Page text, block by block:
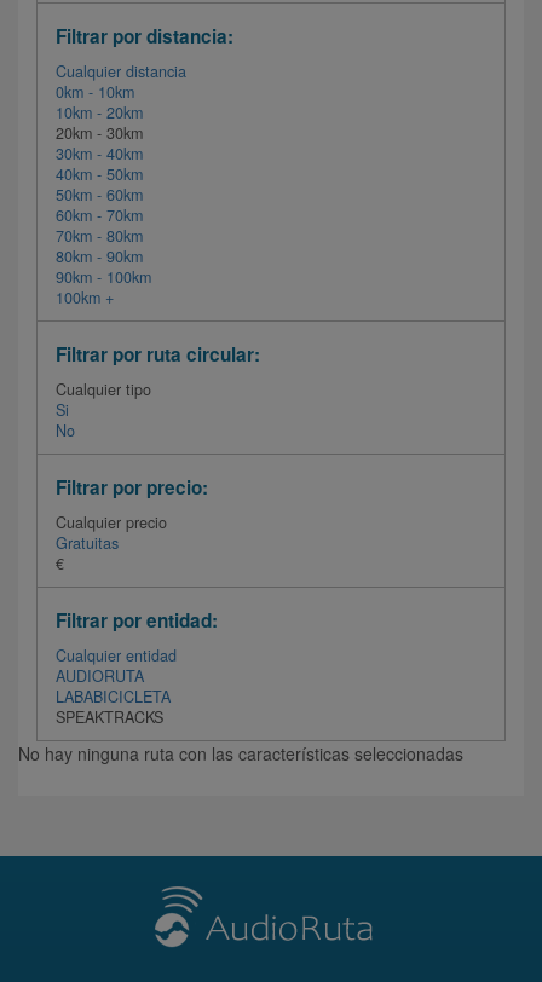
Filtrar por distancia:
Cualquier distancia
0km - 10km
10km - 20km
20km - 30km
30km - 40km
40km - 50km
50km - 60km
60km - 70km
70km - 80km
80km - 90km
90km - 100km
100km +
Filtrar por ruta circular:
Cualquier tipo
Si
No
Filtrar por precio:
Cualquier precio
Gratuitas
€
Filtrar por entidad:
Cualquier entidad
AUDIORUTA
LABABICICLETA
SPEAKTRACKS
No hay ninguna ruta con las características seleccionadas